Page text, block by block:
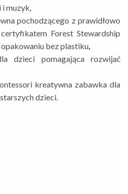
muzyk,
pochodzącego z prawidłowo
Forest Stewardship
bez plastiku
dzieci pomagająca rozwijać
kreatywna zabawka dla
dzieci.